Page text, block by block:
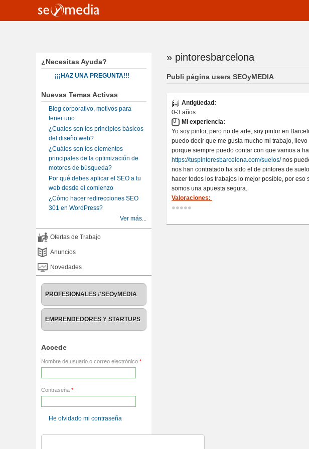
Te encuentras aqui
» pintoresbarcelona
Publi página users SEOyMEDIA
Antigüedad:
0-3 años
Mi experiencia:
Yo soy pintor, pero no de arte, soy pintor en
puedo decir que me gusta mucho mi trabajo,
porque siempre puedo contar con que vamos a
https://tuspintoresbarcelona.com/suelos/nos
nos han contratado ha sido el de pintores de
hacer todos los trabajos lo mejor posible, por
somos una apuesta segura.
Valoraciones:
¿Necesitas Ayuda?
¡¡¡HAZ UNA PREGUNTA!!!
Nuevas Temas Activas
Blog corporativo, motivos para
tener uno
¿Cuales son los principios básicos
del diseño web?
¿Cuáles son los elementos
principales de la optimización de
motores de búsqueda?
Por qué debes aplicar el SEO a tu
web desde el comienzo
¿Cómo hacer redirecciones SEO
301 en WordPress?
Ver más...
Ofertas de Trabajo
Anuncios
Novedades
PROFESIONALES #SEOyMEDIA
EMPRENDEDORES Y STARTUPS
Accede
Nombre de usuario o correo electrónico *
Contraseña *
He olvidado mi contraseña